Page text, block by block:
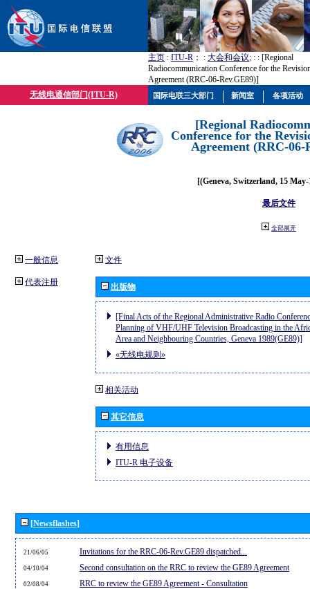
主页 : ITU-R ； : 大会和会议; : : [Regional
Radiocommunication Conference for the
Agreement (RRC-06-Rev.GE89)]
无线电通信部门(ITU-R)
[Regional
Conference for the
Agreement (RRC-06-
[(Geneva, Switzerland, 15
最后文件
全部展开
一般信息
代表注册
文件
出版物
[Final Acts of the Regional Administrative Radio
Planning of VHF/UHF Television Broadcasting in the
Area and Neighbouring Countries, Geneva 1989(GE89)]
«无线电规则»
相关活动
其它信息
有用信息
ITU-R 电子设备
[Newsflashes]
21/06/05 Invitations for the RRC-06-Rev.GE89 dispatched...
04/10/04 Second consultation on the RRC to review the GE89 Agreement
02/08/04 RRC to review the GE89 Agreement - Consultation
国际电联三大部门 新闻室 各项活动